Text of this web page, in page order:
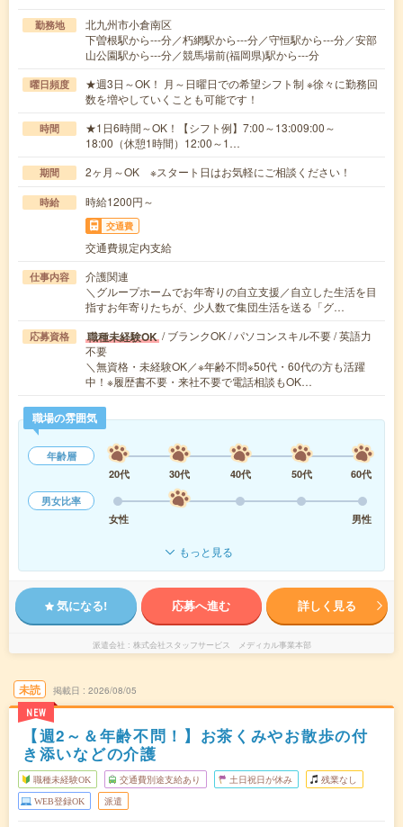
勤務地
北九州市小倉南区
下曽根駅から---分／朽網駅から---分／守恒駅から---分／安部
山公園駅から---分／競馬場前(福岡県)駅から---分
曜日頻度
★週3日～OK！ 月～日曜日での希望シフト制 ※徐々に勤務回
数を増やしていくことも可能です！
時間
★1日6時間～OK！【シフト例】7:00～13:009:00～
18:00（休憩1時間）12:00～1…
期間 2ヶ月～OK ※スタート日はお気軽にご相談ください！
時給 時給1200円～
交通費
交通費規定内支給
仕事内容
介護関連
＼グループホームでお年寄りの自立支援／自立した生活を目
指すお年寄りたちが、少人数で集団生活を送る「グ…
応募資格 職種未経験OK / ブランクOK / パソコンスキル不要 / 英語力
不要
＼無資格・未経験OK／※年齢不問※50代・60代の方も活躍
中！※履歴書不要・来社不要で電話相談もOK…
職場の雰囲気
年齢層
20代
30代 40代 50代
60代
男女比率
女性
男性
もっと見る
気になる! 応募へ進む 詳しく見る
派遣会社 株式会社スタッフサービス メディカル事業本部
未読
NEW
掲載日 2026/08/05
【週2～＆年齢不問！】お茶くみやお散歩の付
き添いなどの介護
職種未経験OK 交通費別途支給あり 土日祝日が休み 残業なし
WEB登録OK 派遣